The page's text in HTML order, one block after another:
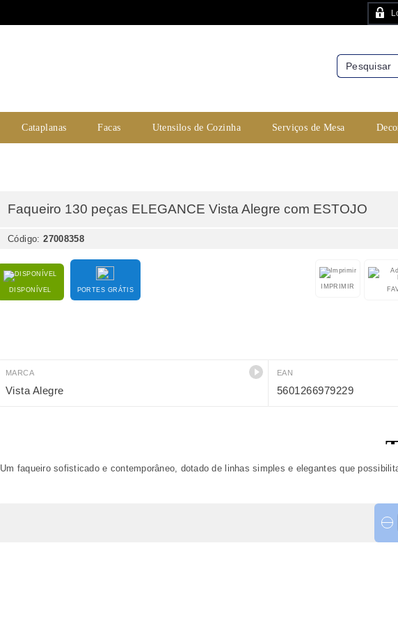
Cataplanas Facas Utensilos de Cozinha Serviços de Mesa
Faqueiro 130 peças ELEGANCE Vista Alegre com ESTOJO
Código:27008358
DISPONÍVEL PORTES GRÁTIS IMPRIMIR
MARCA
Vista Alegre
EAN
5601266979229
Um faqueiro sofisticado e contemporâneo, dotado de linhas simples e elegantes que